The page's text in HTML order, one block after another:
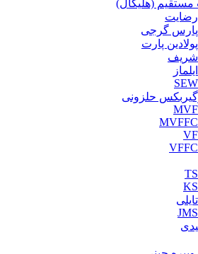
(هلیکال)
رضایت
پارس گرجی
پولادین پارت
شریف
ایلماز
SEW
حلزونی
MVF
MVFFC
VF
VFFC
TS
KS
تایلی
JMS